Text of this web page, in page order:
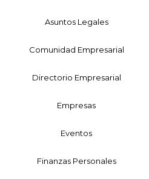
Asuntos Legales
Comunidad Empresarial
Directorio Empresarial
Empresas
Eventos
Finanzas Personales